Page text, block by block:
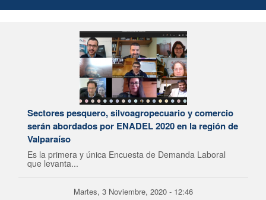
Sectores pesquero, silvoagropecuario y comercio
serán abordados por ENADEL 2020 en la región de
Valparaíso
Es la primera y única Encuesta de Demanda Laboral
que levanta...
Martes, 3 Noviembre, 2020 - 12:46